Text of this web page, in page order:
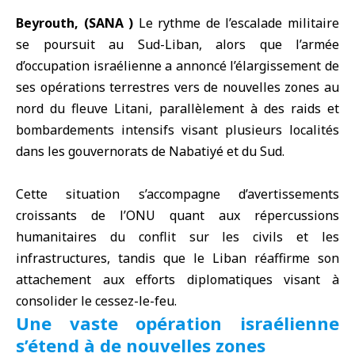
Beyrouth, (SANA ) Le rythme de l’escalade militaire
se poursuit au Sud-Liban, alors que l’armée
d’occupation israéliennea annoncé l’élargissement de
ses opérations terrestres vers de nouvelles zones au
nord du fleuve Litani, parallèlement à des raids et
bombardements intensifs visant plusieurs localités
dans les gouvernorats de Nabatiyé et du Sud.
Cette situation s’accompagne d’avertissements
croissants de l’ONU quant aux répercussions
humanitaires du conflit sur les civils et les
infrastructures, tandis que le Liban réaffirme son
attachement aux efforts diplomatiques visant à
consolider le cessez-le-feu.
Une vaste opération israélienne
s’étend à de nouvelles zones